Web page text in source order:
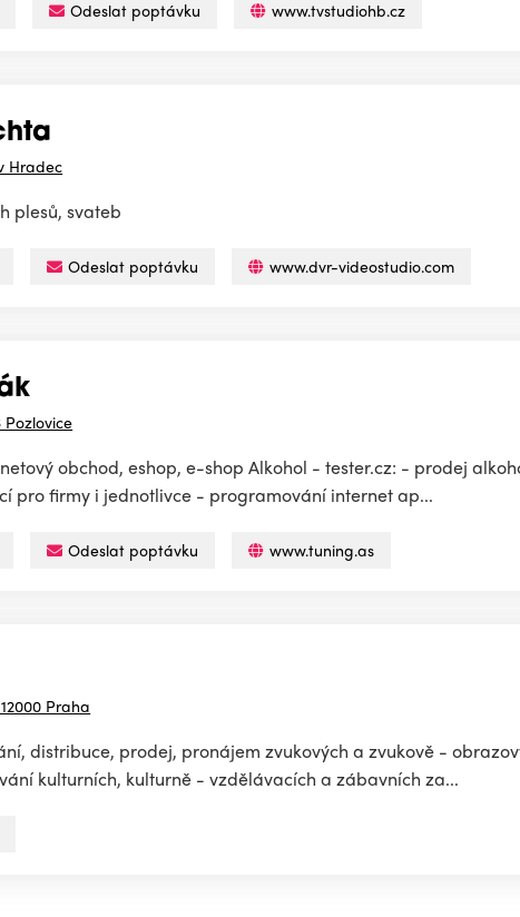
Odeslat poptávku www.tvstudiohb.cz
Hradec
plesů, svateb
Odeslat poptávku www.dvr-videostudio.com
Pozlovice
obchod, eshop, e-shop Alkohol - tester.cz: - prodej
pro firmy i jednotlivce - programování internet ap...
Odeslat poptávku www.tuning.as
Praha
distribuce, prodej, pronájem zvukových a zvukově -
kulturních, kulturně - vzdělávacích a zábavních za...